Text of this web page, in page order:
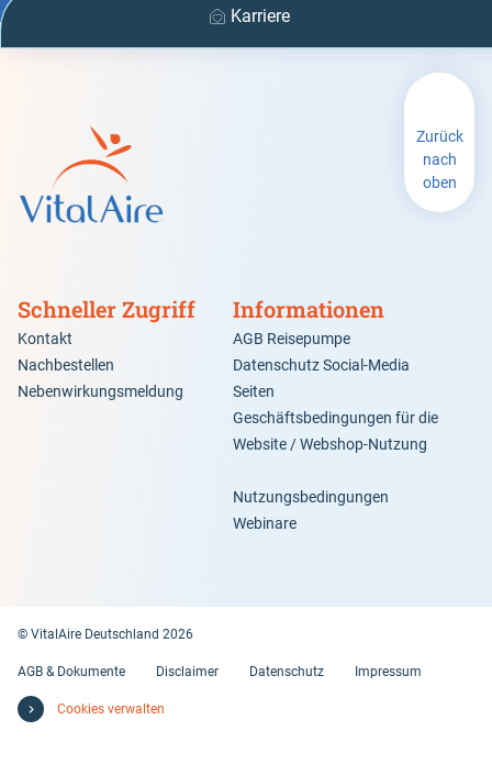
Karriere
Schneller Zugriff
Kontakt
Nachbestellen
Nebenwirkungsmeldung
Informationen
AGB Reisepumpe
Datenschutz Social-Media
Seiten
Geschäftsbedingungen für die
Website / Webshop-Nutzung
Nutzungsbedingungen
Webinare
Zurück
nach
oben
© VitalAire Deutschland 2026
AGB & Dokumente Disclaimer Datenschutz Impressum
Cookies verwalten